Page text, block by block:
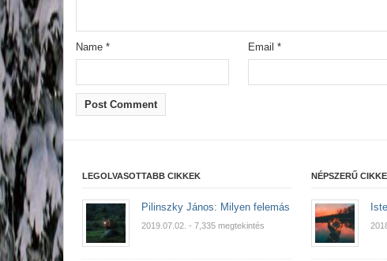
Name * Email *
LEGOLVASOTTABB CIKKEK
Pilinszky János: Milyen felemás
2019.07.02. - 7,335 megtekintés
NÉPSZERŰ